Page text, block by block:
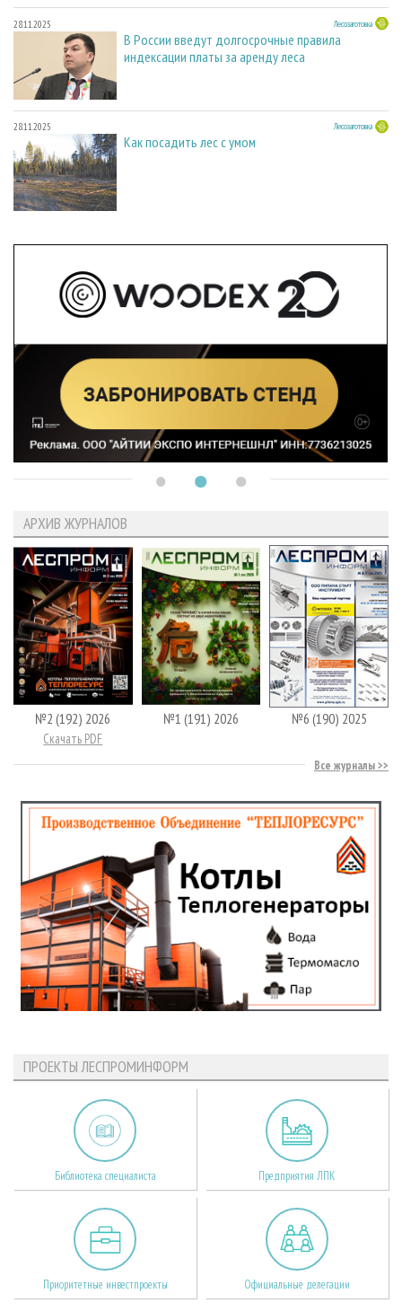
28.11.2025 Лесозаготовка
В России введут долгосрочные правила
индексации платы за аренду леса
28.11.2025 Лесозаготовка
Как посадить лес с умом
АРХИВ ЖУРНАЛОВ
№2 (192) 2026
Скачать PDF
№1 (191) 2026 №6 (190) 2025
Все журналы
ПРОЕКТЫ ЛЕСПРОМИНФОРМ
Библиотека специалиста Предприятия ЛПК
Приоритетные инвестпроекты Официальные делегации